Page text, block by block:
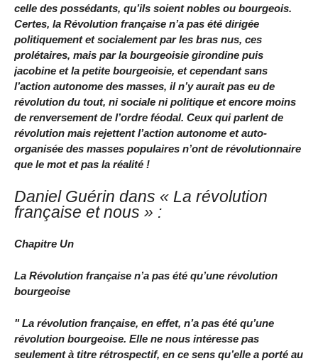
celle des possédants, qu’ils soient nobles ou bourgeois.
Certes, la Révolution française n’a pas été dirigée
politiquement et socialement par les bras nus, ces
prolétaires, mais par la bourgeoisie girondine puis
jacobine et la petite bourgeoisie, et cependant sans
l’action autonome des masses, il n’y aurait pas eu de
révolution du tout, ni sociale ni politique et encore moins
de renversement de l’ordre féodal. Ceux qui parlent de
révolution mais rejettent l’action autonome et auto-
organisée des masses populaires n’ont de révolutionnaire
que le mot et pas la réalité !
Daniel Guérin dans « La révolution
française et nous » :
Chapitre Un
La Révolution française n’a pas été qu’une révolution
bourgeoise
" La révolution française, en effet, n’a pas été qu’une
révolution bourgeoise. Elle ne nous intéresse pas
seulement à titre rétrospectif, en ce sens qu’elle a porté au